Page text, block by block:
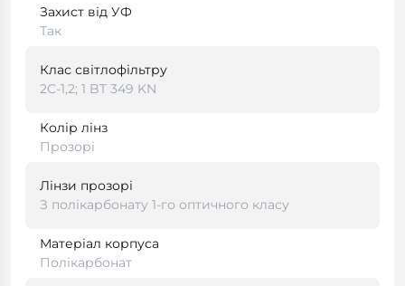
Захист від УФ
Так
Клас світлофільтру
2C-1,2; 1 BT 349 KN
Колір лінз
Прозорі
Лінзи прозорі
З полікарбонату 1-го оптичного класу
Матеріал корпуса
Полікарбонат